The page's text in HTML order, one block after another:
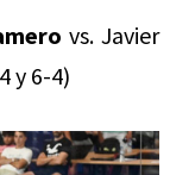
vs. Javier
y 6-4)